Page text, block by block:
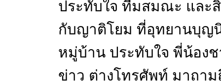
ประทับใจ ทีมสมณะ และ
กับญาติโยม ที่อุทยานบุญ
หมู่บ้าน ประทับใจ พี่น้อง
ข่าว ต่างโทรศัพท์ มาถา